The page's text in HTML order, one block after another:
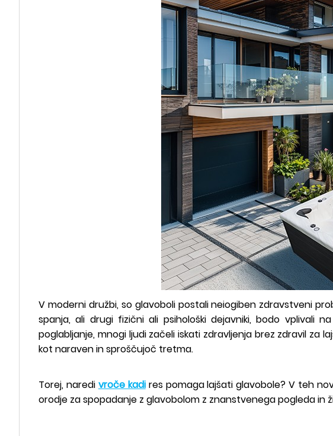
V moderni družbi, so glavoboli postali neiogiben zdravstveni
spanja, ali drugi fizični ali psihološki dejavniki, bodo vplivali
poglabljanje, mnogi ljudi začeli iskati zdravljenja brez zdravil za
kot naraven in sproščujoč tretma.
Torej, naredi vroče kadires pomaga lajšati glavobole? V teh
orodje za spopadanje z glavobolom z znanstvenega pogleda in